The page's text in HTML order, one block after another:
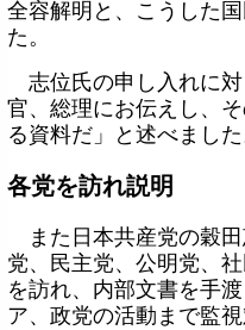
全容解明と、こうした
た。
志位氏の申し入れに
官、総理にお伝えし、
る資料だ」と述べまし
各党を訪れ説明
また日本共産党の穀
党、民主党、公明党、
を訪れ、内部文書を手
ア、政党の活動まで監